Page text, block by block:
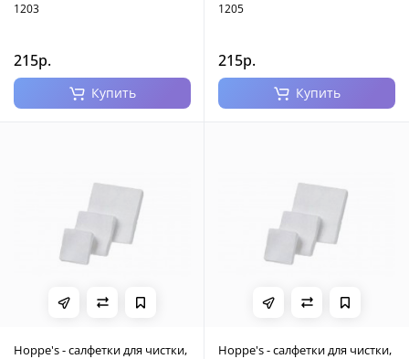
1203
215р.
Купить
1205
215р.
Купить
Hoppe's - салфетки для чистки,
Hoppe's - салфетки для чистки,